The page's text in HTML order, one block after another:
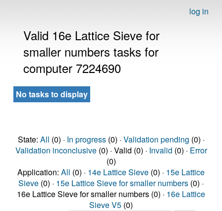
log in
Valid 16e Lattice Sieve for
smaller numbers tasks for
computer 7224690
No tasks to display
State: All (0) · In progress(0) · Validation pending (0) ·
Validation inconclusive(0) · Valid (0) · Invalid (0) · Error
(0)
Application: All (0) · 14e Lattice Sieve (0) · 15e Lattice
Sieve (0) · 15e Lattice Sieve for smaller numbers (0) ·
16e Lattice Sieve for smaller numbers (0) · 16e Lattice
Sieve V5 (0)